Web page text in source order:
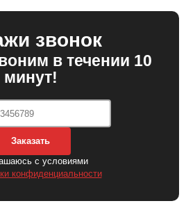
звонок
в течении 10
минут!
Заказать
с условиями
конфиденциальности